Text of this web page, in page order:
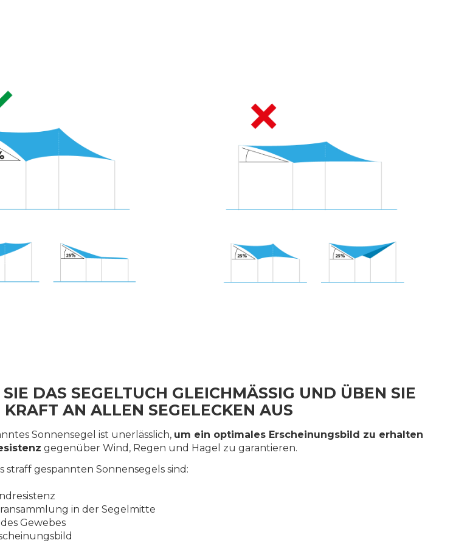
DAS SEGELTUCH GLEICHMÄSSIG UND ÜBEN SIE
KRAFT AN ALLEN SEGELECKEN AUS
Sonnensegel ist unerlässlich, um ein optimales Erscheinungsbild zu erhalten
gegenüber Wind, Regen und Hagel zu garantieren.
straff gespannten Sonnensegels sind:
in der Segelmitte
Gewebes